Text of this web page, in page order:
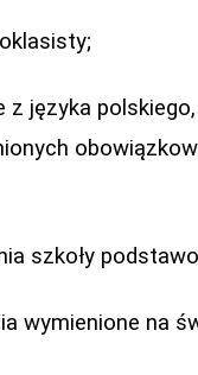
języka
szkoły
wymienione na